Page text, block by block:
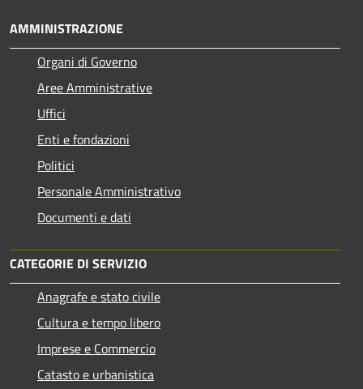
AMMINISTRAZIONE
Organi di Governo
Aree Amministrative
Uffici
Enti e fondazioni
Politici
Personale Amministrativo
Documenti e dati
CATEGORIE DI SERVIZIO
Anagrafe e stato civile
Cultura e tempo libero
Imprese e Commercio
Catasto e urbanistica